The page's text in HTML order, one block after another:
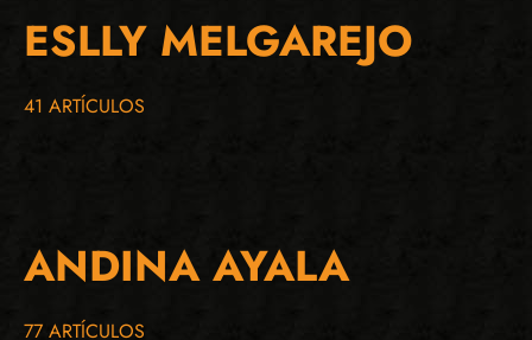
ESLLY MELGAREJO
41 ARTÍCULOS
ANDINA AYALA
77 ARTÍCULOS